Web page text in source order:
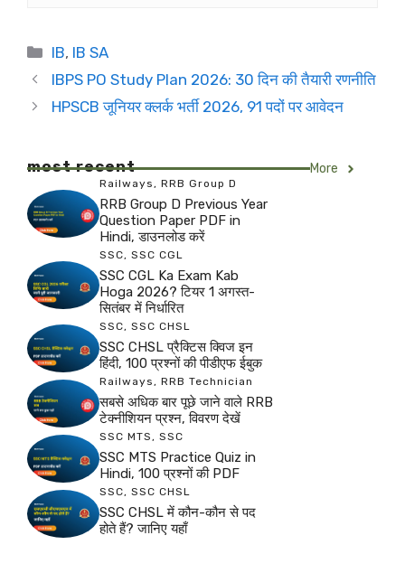
Categories
IB, IB SA
IBPS PO Study Plan 2026: 30 दिन की तैयारी रणनीति
HPSCB जूनियर क्लर्क भर्ती 2026, 91 पदों पर आवेदन
most recent More
Railways, RRB Group D
RRB Group D Previous Year
Question Paper PDF in
Hindi, डाउनलोड करें
SSC, SSC CGL
SSC CGL Ka Exam Kab
Hoga 2026? टियर 1 अगस्त-
सितंबर में निर्धारित
SSC, SSC CHSL
SSC CHSL प्रैक्टिस क्विज इन
हिंदी, 100 प्रश्नों की पीडीएफ ईबुक
Railways, RRB Technician
सबसे अधिक बार पूछे जाने वाले RRB
टेक्नीशियन प्रश्न, विवरण देखें
SSC MTS, SSC
SSC MTS Practice Quiz in
Hindi, 100 प्रश्नों की PDF
SSC, SSC CHSL
SSC CHSL में कौन-कौन से पद
होते हैं? जानिए यहाँ